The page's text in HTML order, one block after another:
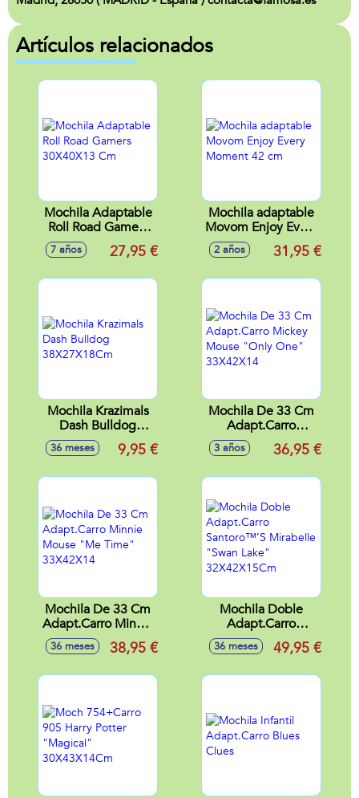
Artículos relacionados
Mochila Adaptable
Roll Road Gamers
30X40X13 Cm
7 años 27,95 €
Mochila adaptable
Movom Enjoy Every
Moment 42 cm
2 años 31,95 €
Mochila Krazimals
Dash Bulldog
38X27X18Cm
36 meses 9,95 €
Mochila De 33 Cm
Adapt.Carro
Mickey Mouse
"Only One"
3 años 36,95 €
Mochila De 33 Cm
Adapt.Carro Minnie
Mouse "Me Time"
33X42X14
36 meses 38,95 €
Mochila Doble
Adapt.Carro
Santoro™’S
Mirabelle "Swan
36 meses 49,95 €